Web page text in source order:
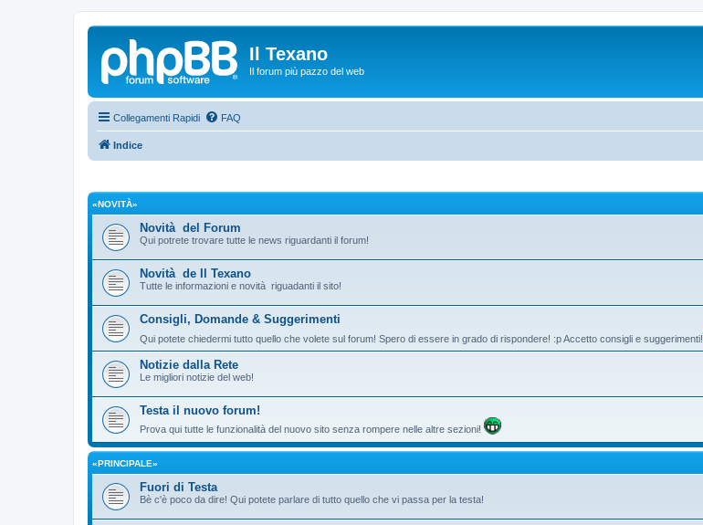
Il Texano
Il forum più pazzo del web
Collegamenti Rapidi FAQ
Indice
«NOVITÀ»
Novità del Forum
Qui potrete trovare tutte le news riguardanti il forum!
Novità de Il Texano
Tutte le informazioni e novità riguadanti il sito!
Consigli, Domande & Suggerimenti
Qui potete chiedermi tutto quello che volete sul forum! Spero di essere in grado di rispondere! :p Accetto consigli e suggerimenti!
Notizie dalla Rete
Le migliori notizie del web!
Testa il nuovo forum!
Prova qui tutte le funzionalità del nuovo sito senza rompere nelle altre sezioni!
«PRINCIPALE»
Fuori di Testa
Bè c'è poco da dire! Qui potete parlare di tutto quello che vi passa per la testa!